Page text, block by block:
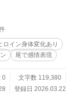
共に生きるために大
をその相手だと見定
を待ち続ける。 し
。 異郷の谷で言葉
に生きる未来を少し
の上、お読みくださ
も掲載しています。
ロイン身体変化あり
尾で感情表現
0
文字数 119,380
登録日 2026.03.22